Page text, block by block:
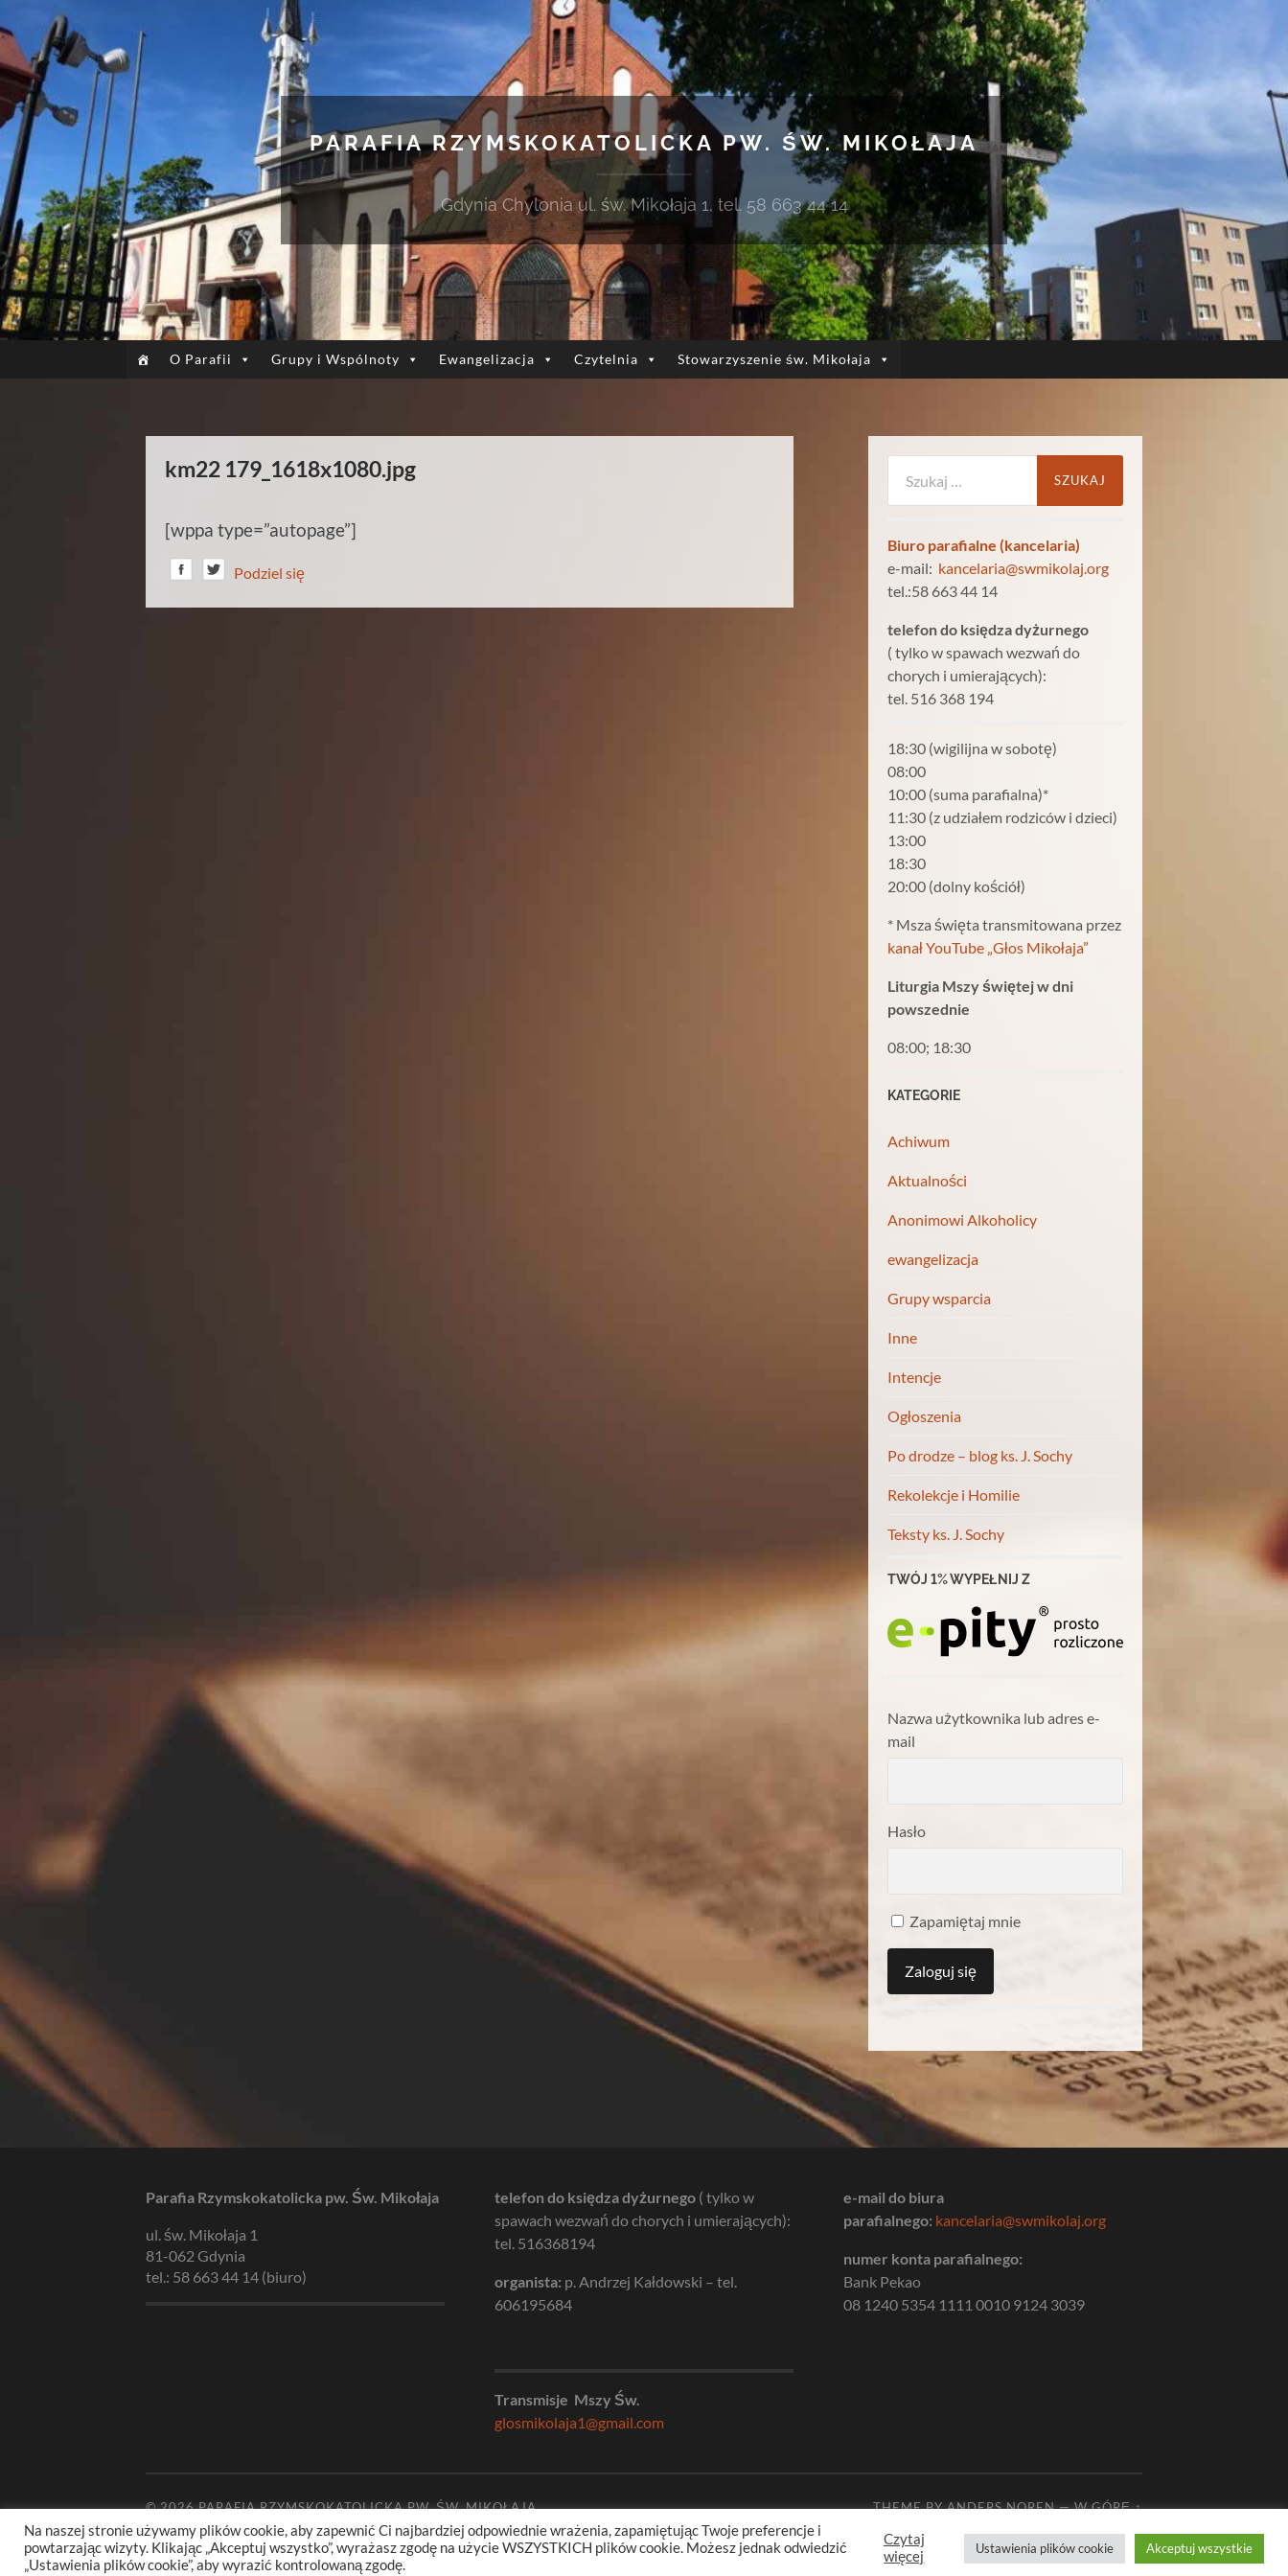
PARAFIA RZYMSKOKATOLICKA PW. ŚW. MIKOŁAJA
Gdynia Chylonia ul. św. Mikołaja 1, tel. 58 663 44 14
O Parafii Grupy i Wspólnoty Ewangelizacja Czytelnia Stowarzyszenie św. Mikołaja
km22 179_1618x1080.jpg
[wppa type=”autopage”]
Podziel się
Biuro parafialne (kancelaria)
e-mail: kancelaria@swmikolaj.org
tel.:58 663 44 14
telefon do księdza dyżurnego
( tylko w spawach wezwań do
chorych i umierających):
tel. 516 368 194
18:30 (wigilijna w sobotę)
08:00
10:00 (suma parafialna)*
11:30 (z udziałem rodziców i dzieci)
13:00
18:30
20:00 (dolny kościół)
* Msza święta transmitowana przez
kanał YouTube „Głos Mikołaja”
Liturgia Mszy świętej w dni
powszednie
08:00; 18:30
KATEGORIE
Achiwum
Aktualności
Anonimowi Alkoholicy
ewangelizacja
Grupy wsparcia
Inne
Intencje
Ogłoszenia
Po drodze – blog ks. J. Sochy
Rekolekcje i Homilie
Teksty ks. J. Sochy
TWÓJ 1% WYPEŁNIJ Z
Nazwa użytkownika lub adres e-
mail
Hasło
Zapamiętaj mnie
Parafia Rzymskokatolicka pw. Św. Mikołaja
ul. św. Mikołaja 1
81-062 Gdynia
tel.: 58 663 44 14 (biuro)
telefon do księdza dyżurnego ( tylko w
spawach wezwań do chorych i umierających):
tel. 516368194
organista: p. Andrzej Kałdowski – tel.
606195684
Transmisje Mszy Św.
glosmikolaja1@gmail.com
e-mail do biura
parafialnego: kancelaria@swmikolaj.org
numer konta parafialnego:
Bank Pekao
08 1240 5354 1111 0010 9124 3039
© 2026PARAFIA RZYMSKOKATOLICKA PW. ŚW. MIKOŁAJA THEME BYANDERS NOREN—W GÓRĘ ↑
Na naszej stronie używamy plików cookie, aby zapewnić Ci najbardziej odpowiednie wrażenia, zapamiętując Twoje preferencje i
powtarzając wizyty. Klikając „Akceptuj wszystko”, wyrażasz zgodę na użycie WSZYSTKICH plików cookie. Możesz jednak odwiedzić
„Ustawienia plików cookie”, aby wyrazić kontrolowaną zgodę.
Czytaj
więcej
Ustawienia plików cookie Akceptuj wszystkie